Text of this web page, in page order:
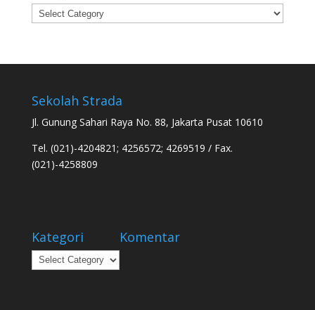
Categories
Sekolah Strada
Jl. Gunung Sahari Raya No. 88, Jakarta Pusat 10610
Tel. (021)-4204821; 4256572; 4269519 / Fax.
(021)-4258809
Kategori
Kategori
Komentar